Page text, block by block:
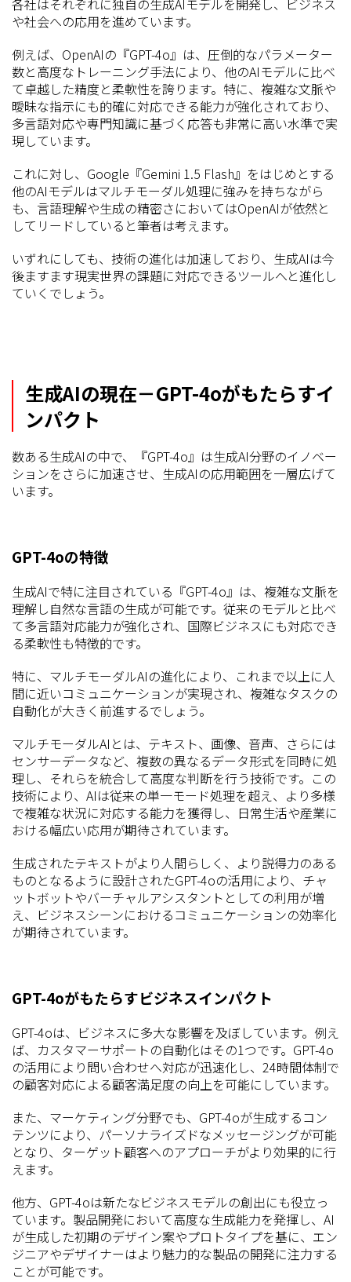
各社はそれぞれに独自の生成AIモデルを開発し、ビジネス
や社会への応用を進めています。
例えば、OpenAIの『GPT-4o』は、圧倒的なパラメーター
数と高度なトレーニング手法により、他のAIモデルに比べ
て卓越した精度と柔軟性を誇ります。特に、複雑な文脈や
曖昧な指示にも的確に対応できる能力が強化されており、
多言語対応や専門知識に基づく応答も非常に高い水準で実
現しています。
これに対し、Google『Gemini 1.5 Flash』をはじめとする
他のAIモデルはマルチモーダル処理に強みを持ちながら
も、言語理解や生成の精密さにおいてはOpenAIが依然と
してリードしていると筆者は考えます。
いずれにしても、技術の進化は加速しており、生成AIは今
後ますます現実世界の課題に対応できるツールへと進化し
ていくでしょう。
生成AIの現在－GPT-4oがもたらすイ
ンパクト
数ある生成AIの中で、『GPT-4o』は生成AI分野のイノベー
ションをさらに加速させ、生成AIの応用範囲を一層広げて
います。
GPT-4oの特徴
生成AIで特に注目されている『GPT-4o』は、複雑な文脈を
理解し自然な言語の生成が可能です。従来のモデルと比べ
て多言語対応能力が強化され、国際ビジネスにも対応でき
る柔軟性も特徴的です。
特に、マルチモーダルAIの進化により、これまで以上に人
間に近いコミュニケーションが実現され、複雑なタスクの
自動化が大きく前進するでしょう。
マルチモーダルAIとは、テキスト、画像、音声、さらには
センサーデータなど、複数の異なるデータ形式を同時に処
理し、それらを統合して高度な判断を行う技術です。この
技術により、AIは従来の単一モード処理を超え、より多様
で複雑な状況に対応する能力を獲得し、日常生活や産業に
おける幅広い応用が期待されています。
生成されたテキストがより人間らしく、より説得力のある
ものとなるように設計されたGPT-4oの活用により、チャ
ットボットやバーチャルアシスタントとしての利用が増
え、ビジネスシーンにおけるコミュニケーションの効率化
が期待されています。
GPT-4oがもたらすビジネスインパクト
GPT-4oは、ビジネスに多大な影響を及ぼしています。例え
ば、カスタマーサポートの自動化はその1つです。GPT-4o
の活用により問い合わせへ対応が迅速化し、24時間体制で
の顧客対応による顧客満足度の向上を可能にしています。
また、マーケティング分野でも、GPT-4oが生成するコン
テンツにより、パーソナライズドなメッセージングが可能
となり、ターゲット顧客へのアプローチがより効果的に行
えます。
他方、GPT-4oは新たなビジネスモデルの創出にも役立っ
ています。製品開発において高度な生成能力を発揮し、AI
が生成した初期のデザイン案やプロトタイプを基に、エン
ジニアやデザイナーはより魅力的な製品の開発に注力する
ことが可能です。